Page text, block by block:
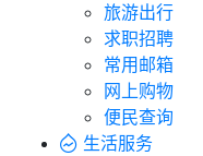
旅游出行
求职招聘
常用邮箱
网上购物
便民查询
生活服务